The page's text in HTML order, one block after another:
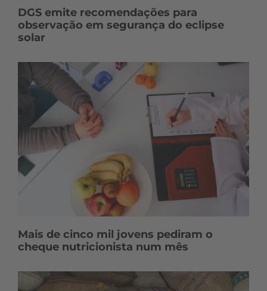
DGS emite recomendações para
observação em segurança do eclipse
solar
Mais de cinco mil jovens pediram o
cheque nutricionista num mês